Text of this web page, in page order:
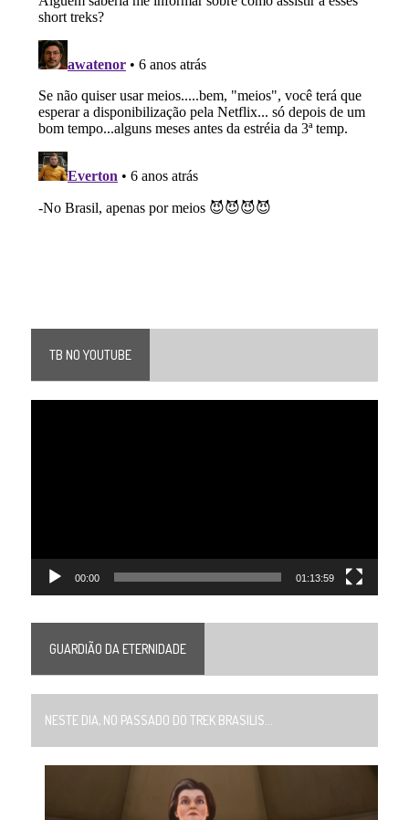
TB NO YOUTUBE
00:00 01:13:59
GUARDIÃO DA ETERNIDADE
NESTE DIA, NO PASSADO DO TREK BRASILIS...